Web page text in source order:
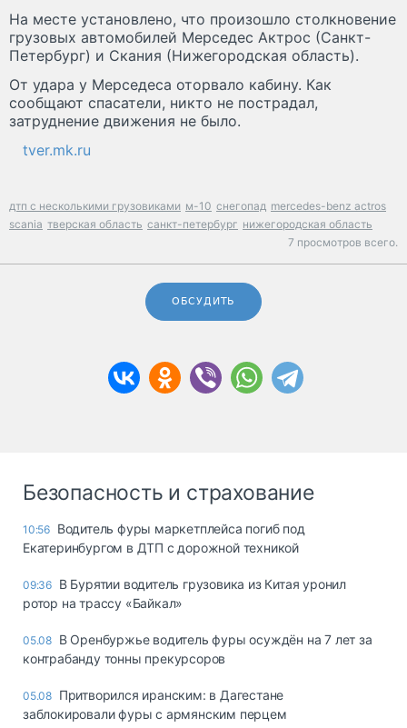
На месте установлено, что произошло столкновение
грузовых автомобилей Мерседес Актрос (Санкт-
Петербург) и Скания (Нижегородская область).
От удара у Мерседеса оторвало кабину. Как
сообщают спасатели, никто не пострадал,
затруднение движения не было.
tver.mk.ru
дтп с несколькими грузовиками м-10 снегопад mercedes-benz actros
scania тверская область санкт-петербург нижегородская область
7 просмотров всего.
ОБСУДИТЬ
Безопасность и страхование
10:56 Водитель фуры маркетплейса погиб под
Екатеринбургом в ДТП с дорожной техникой
09:36 В Бурятии водитель грузовика из Китая уронил
ротор на трассу «Байкал»
05.08 В Оренбуржье водитель фуры осуждён на 7 лет за
контрабанду тонны прекурсоров
05.08 Притворился иранским: в Дагестане
заблокировали фуры с армянским перцем